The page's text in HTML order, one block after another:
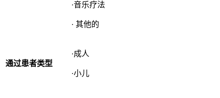
·音乐疗法
· 其他的
通过患者类型
·成人
·小儿